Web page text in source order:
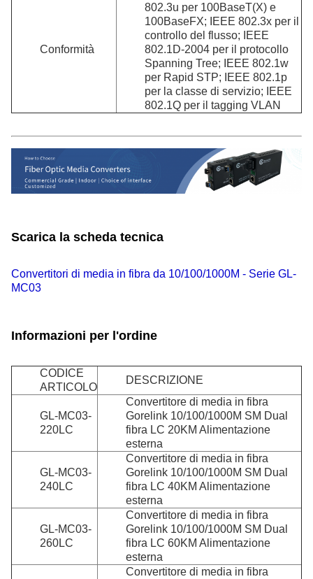
Conformità
802.3u per 100BaseT(X) e
100BaseFX; IEEE 802.3x per il
controllo del flusso; IEEE
802.1D-2004 per il protocollo
Spanning Tree; IEEE 802.1w
per Rapid STP; IEEE 802.1p
per la classe di servizio; IEEE
802.1Q per il tagging VLAN
Scarica la scheda tecnica
Convertitori di media in fibra da 10/100/1000M - Serie GL-
MC03
Informazioni per l'ordine
CODICE
ARTICOLO
DESCRIZIONE
GL-MC03-
220LC
Convertitore di media in fibra
Gorelink 10/100/1000M SM Dual
fibra LC 20KM Alimentazione
esterna
GL-MC03-
240LC
Convertitore di media in fibra
Gorelink 10/100/1000M SM Dual
fibra LC 40KM Alimentazione
esterna
GL-MC03-
260LC
Convertitore di media in fibra
Gorelink 10/100/1000M SM Dual
fibra LC 60KM Alimentazione
esterna
Convertitore di media in fibra